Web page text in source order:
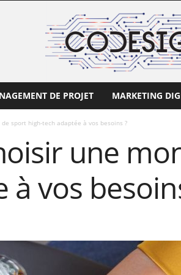
DE PROJET MARKETING
sport high-tech adaptée à vos besoins ?
une
vos